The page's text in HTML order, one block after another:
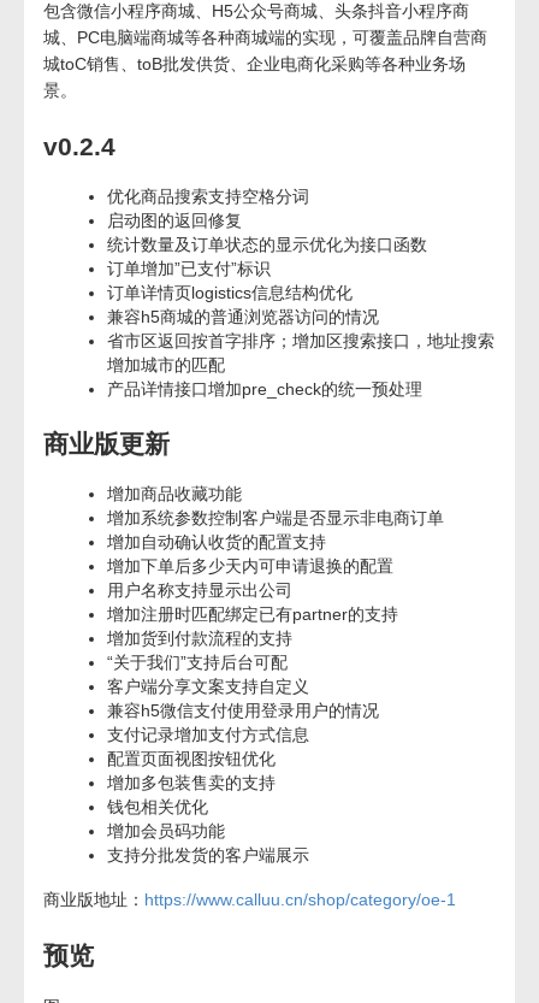
包含微信小程序商城、H5公众号商城、头条抖音小程序商
城、PC电脑端商城等各种商城端的实现，可覆盖品牌自营商
城toC销售、toB批发供货、企业电商化采购等各种业务场
景。
v0.2.4
优化商品搜索支持空格分词
启动图的返回修复
统计数量及订单状态的显示优化为接口函数
订单增加”已支付”标识
订单详情页logistics信息结构优化
兼容h5商城的普通浏览器访问的情况
省市区返回按首字排序；增加区搜索接口，地址搜索
增加城市的匹配
产品详情接口增加pre_check的统一预处理
商业版更新
增加商品收藏功能
增加系统参数控制客户端是否显示非电商订单
增加自动确认收货的配置支持
增加下单后多少天内可申请退换的配置
用户名称支持显示出公司
增加注册时匹配绑定已有partner的支持
增加货到付款流程的支持
“关于我们”支持后台可配
客户端分享文案支持自定义
兼容h5微信支付使用登录用户的情况
支付记录增加支付方式信息
配置页面视图按钮优化
增加多包装售卖的支持
钱包相关优化
增加会员码功能
支持分批发货的客户端展示
商业版地址： https://www.calluu.cn/shop/category/oe-1
预览